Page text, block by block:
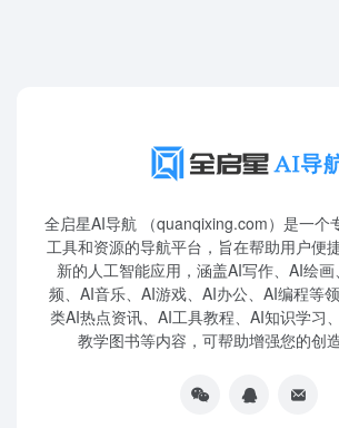
全启星AI导航 （quanqixing.com）是一个
工具和资源的导航平台，旨在帮助用户便
新的人工智能应用，涵盖AI写作、AI绘
频、AI音乐、AI游戏、AI办公、AI编程等
类AI热点资讯、AI工具教程、AI知识学习
教学图书等内容，可帮助增强您的创